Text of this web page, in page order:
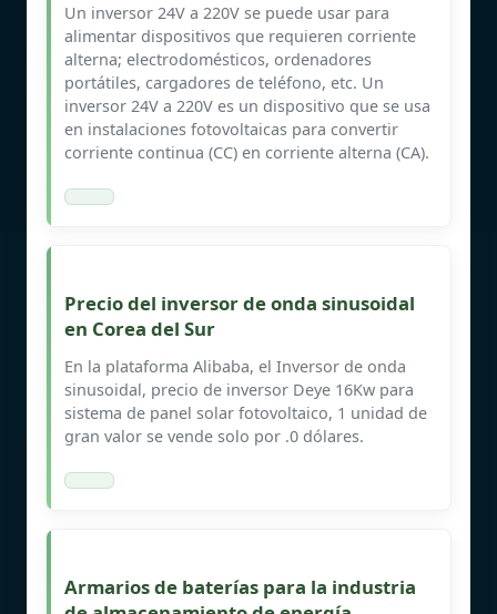
Un inversor 24V a 220V se puede usar para
alimentar dispositivos que requieren corriente
alterna; electrodomésticos, ordenadores
portátiles, cargadores de teléfono, etc. Un
inversor 24V a 220V es un dispositivo que se usa
en instalaciones fotovoltaicas para convertir
corriente continua (CC) en corriente alterna (CA).
Precio del inversor de onda sinusoidal
en Corea del Sur
En la plataforma Alibaba, el Inversor de onda
sinusoidal, precio de inversor Deye 16Kw para
sistema de panel solar fotovoltaico, 1 unidad de
gran valor se vende solo por .0 dólares.
Armarios de baterías para la industria